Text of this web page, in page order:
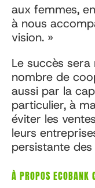
aux femmes,
à nous
vision. »
Le succès
nombre de
aussi par la
particulier, à
éviter les
leurs
persistante
À PROPOS ECOBANK